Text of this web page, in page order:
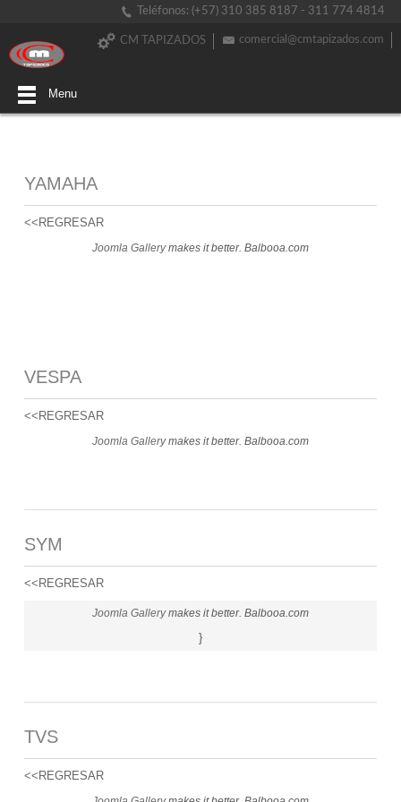
Teléfonos: (+57) 310 385 8187 - 311 774 4814
comercial@cmtapizados.com
CM TAPIZADOS
Menu
YAMAHA
<<REGRESAR
Joomla Gallerymakes it better. Balbooa.com
VESPA
<<REGRESAR
Joomla Gallerymakes it better. Balbooa.com
SYM
<<REGRESAR
Joomla Gallerymakes it better. Balbooa.com
}
TVS
<<REGRESAR